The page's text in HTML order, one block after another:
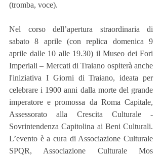
(tromba, voce).
Nel corso dell’apertura straordinaria di
sabato 8 aprile (con replica domenica 9
aprile dalle 10 alle 19.30) il Museo dei Fori
Imperiali – Mercati di Traiano ospiterà anche
l'iniziativa I Giorni di Traiano, ideata per
celebrare i 1900 anni dalla morte del grande
imperatore e promossa da Roma Capitale,
Assessorato alla Crescita Culturale -
Sovrintendenza Capitolina ai Beni Culturali.
L’evento è a cura di Associazione Culturale
SPQR, Associazione Culturale Mos